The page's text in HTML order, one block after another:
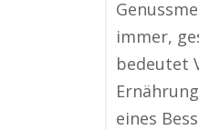
immer,
bedeutet
eines